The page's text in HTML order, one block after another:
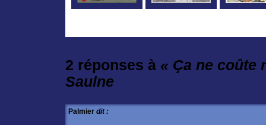
2 réponses à « Ça ne coûte
Saulne
Palmier dit :